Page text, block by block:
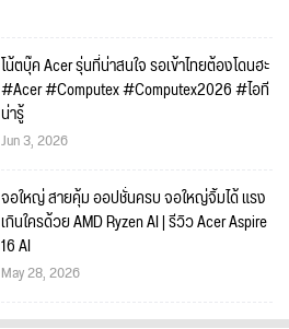
โน้ตบุ๊ค Acer รุ่นที่น่าสนใจ รอเข้าไทยต้องโดนฮะ
#Acer #Computex #Computex2026 #ไอที
น่ารู้
Jun 3, 2026
จอใหญ่ สายคุ้ม ออปชั่นครบ จอใหญ่จิ้มได้ แรง
เกินใครด้วย AMD Ryzen AI | รีวิว Acer Aspire
16 AI
May 28, 2026